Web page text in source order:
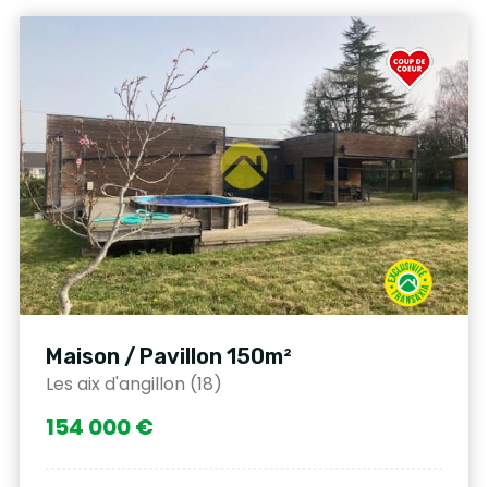
Maison / Pavillon 150m²
Les aix d'angillon (18)
154 000 €